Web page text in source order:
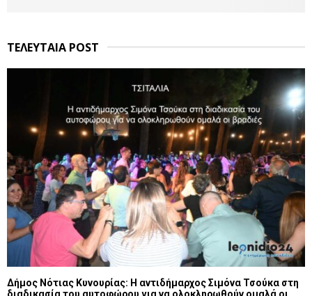
ΤΕΛΕΥΤΑΙΑ POST
Δήμος Νότιας Κυνουρίας: Η αντιδήμαρχος Σιμόνα Τσούκα στη